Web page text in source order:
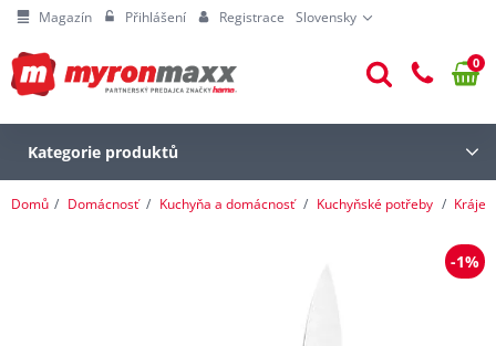
Magazín Přihlášení Registrace Slovensky
0
Kategorie produktů
Domů Domácnosť Kuchyňa a domácnosť Kuchyňské potřeby
-1%